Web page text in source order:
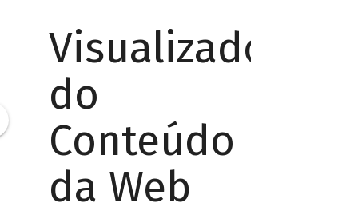
Visualizador
do
Conteúdo
da Web